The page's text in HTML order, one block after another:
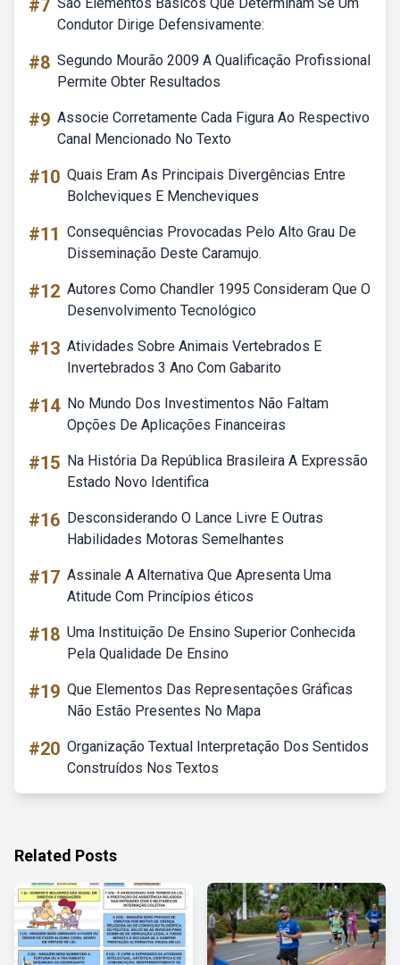
#7
Condutor Dirige Defensivamente:
#8 Segundo Mourão 2009 A Qualificação Profissional
Permite Obter Resultados
#9 Associe Corretamente Cada Figura Ao Respectivo
Canal Mencionado No Texto
#10 Quais Eram As Principais Divergências Entre
Bolcheviques E Mencheviques
#11 Consequências Provocadas Pelo Alto Grau De
Disseminação Deste Caramujo.
#12 Autores Como Chandler 1995 Consideram Que O
Desenvolvimento Tecnológico
#13 Atividades Sobre Animais Vertebrados E
Invertebrados 3 Ano Com Gabarito
#14 No Mundo Dos Investimentos Não Faltam
Opções De Aplicações Financeiras
#15 Na História Da República Brasileira A Expressão
Estado Novo Identifica
#16 Desconsiderando O Lance Livre E Outras
Habilidades Motoras Semelhantes
#17 Assinale A Alternativa Que Apresenta Uma
Atitude Com Princípios éticos
#18 Uma Instituição De Ensino Superior Conhecida
Pela Qualidade De Ensino
#19 Que Elementos Das Representações Gráficas
Não Estão Presentes No Mapa
#20 Organização Textual Interpretação Dos Sentidos
Construídos Nos Textos
Related Posts